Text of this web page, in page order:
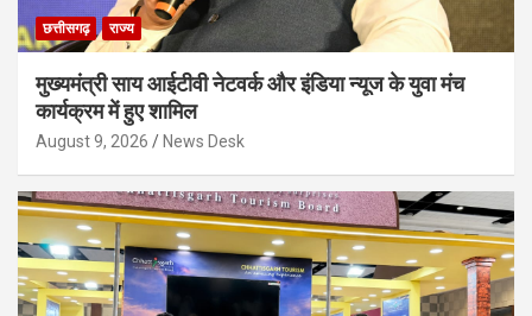
छत्तीसगढ़ राज्य
मुख्यमंत्री साय आईटीवी नेटवर्क और इंडिया न्यूज के युवा मंच
कार्यक्रम में हुए शामिल
August 9, 2026 News Desk